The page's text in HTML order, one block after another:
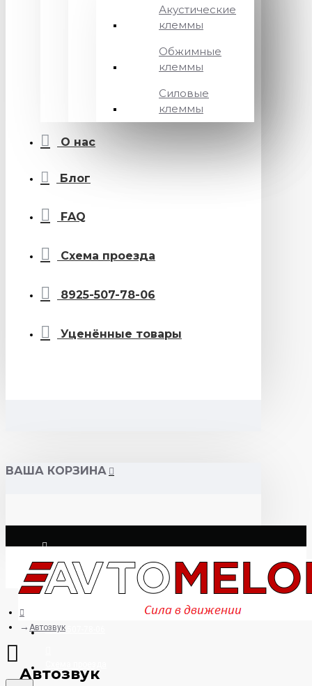
Акустические
клеммы
Обжимные
клеммы
Силовые
клеммы
О нас
Блог
FAQ
Схема проезда
8925-507-78-06
Уценённые товары
ВАША КОРЗИНА
Логин
Регистрация
8925-507-78-06
Автозвук
Автозвук